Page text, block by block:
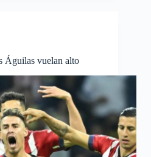
Águilas vuelan alto